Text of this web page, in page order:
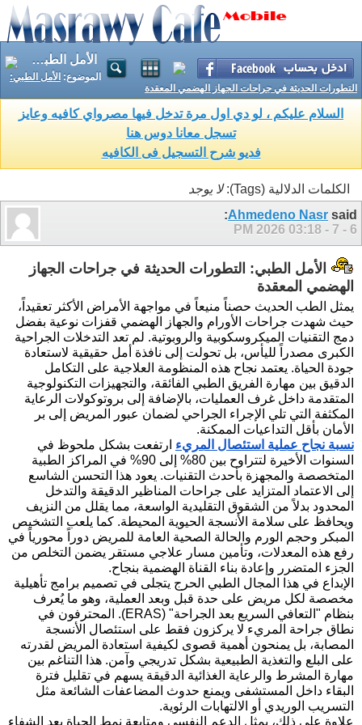
الأمل الطبي: التطورات الحديثة في جراحات الجهاز الهضمي المعقدة
الموضوع: الأمل الطبي:
التطورات الحديثة في جراحات الجهاز الهضمي المعقدة
السلام عليكم ، لو دي اول مرة تدخل فيها مصرواي كافيه وعايز
تسجل معانا دوس هنا
فديو شرح التسجيل فى الكافيه
الكلمات الدلالية (Tags):
لا يوجد
Ahmedeno Nasr said:
6 - 7 - 2026
03:18 PM
الأمل الطبي: التطورات الحديثة في جراحات الجهاز
الهضمي المعقدة
يمثل الطب الحديث حصناً منيعاً في مواجهة الأمراض الأكثر تعقيداً،
حيث شهدت جراحات الأورام والجهاز الهضمي قفزات نوعية بفضل
دمج التقنيات الميكروسكوبية والروبوتية. لم تعد التدخلات الجراحية
الكبرى مصدراً لليأس، بل تحولت إلى نافذة أمل حقيقية لاستعادة
جودة الحياة. يعتمد نجاح هذه المنظومة العلاجية على التكامل
الدقيق بين مهارة الفريق الطبي الفائقة، والتجهيزات التكنولوجية
المتقدمة داخل غرف العمليات، بالإضافة إلى بروتوكولات الرعاية
المكثفة التي تلي الإجراء الجراحي لضمان عبور المريض إلى بر
الأمان بأقل التداعيات الممكنة.
نسبة نجاح عملية استئصال المريء ارتفعت بشكل ملحوظ في
السنوات الأخيرة لتتراوح بين 80% إلى 90% في المراكز الطبية
المتخصصة والمجهزة بأحدث التقنيات. يعود هذا التحسن الشاسع
إلى الاعتماد المتزايد على جراحات المناظير الدقيقة والتدخل
المحدود بدلاً من الشقوق التقليدية الواسعة، مما يقلل من النزيف
ويحافظ على سلامة الأنسجة الحيوية المحيطة. كما يلعب التشخيص
المبكر وحجم الورم والحالة الصحية العامة للمريض دوراً محورياً في
رفع هذه المعدلات، وتأمين مسار علاجي مستقر يضمن التخلص من
الجزء المتضرر وإعادة بناء القناة الهضمية بنجاح.
الإبداع في هذا المجال الطبي الحرج يتجلى في تصميم برامج تأهيلية
مخصصة لكل مريض على حدة قبل وبعد العملية، وهو ما يُعرف
بنظام "التعافي السريع بعد الجراحة" (ERAS). المحترفون في
نطاق جراحة المريء لا يركزون فقط على استئصال الأنسجة
المصابة، بل يمنحون أهمية قصوى لكيفية استعادة المريض لقدرته
على البلع والتغذية الطبيعية بشكل تدريجي وآمن. هذا التناغم بين
مهارة المشرط والرعاية الغذائية الدقيقة يسهم في تقليل فترة
البقاء داخل المستشفى ويمنع حدوث المضاعفات الشائعة مثل
التسريب الوريدي أو الالتهابات الرئوية.
علاوة على ذلك، يمثل الدعم النفسي ومتابعة نمط الحياة بعد الشفاء